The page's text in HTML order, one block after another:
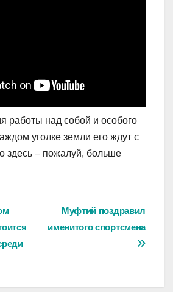
работы над собой и особого
уголке земли его ждут с
здесь – пожалуй, больше
Муфтий поздравил
именитого спортсмена